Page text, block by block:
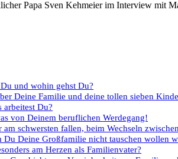
und wohin gehst Du?
Deine Familie und deine tollen sieben
arbeitest Du?
von Deinem beruflichen Werdegang!
schwersten fallen, beim Wechseln
Du Deine Großfamilie nicht tauschen wollen
am Herzen als Familienvater?